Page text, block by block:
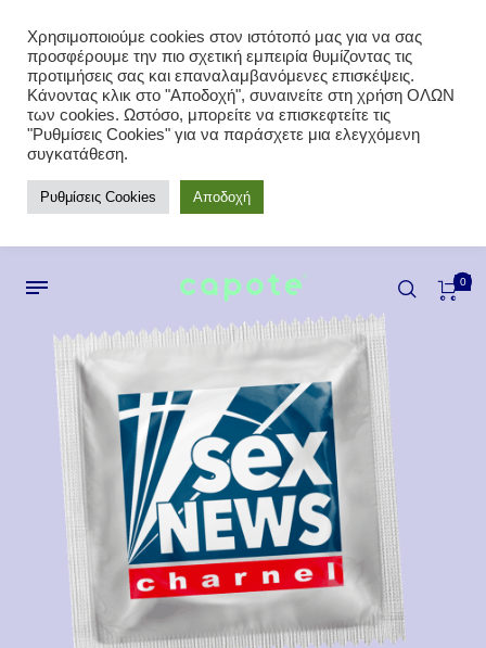
0
Χρησιμοποιούμε cookies στον ιστότοπό μας για να σας
προσφέρουμε την πιο σχετική εμπειρία θυμίζοντας τις
προτιμήσεις σας και επαναλαμβανόμενες επισκέψεις.
Κάνοντας κλικ στο "Αποδοχή", συναινείτε στη χρήση ΟΛΩΝ
των cookies. Ωστόσο, μπορείτε να επισκεφτείτε τις
"Ρυθμίσεις Cookies" για να παράσχετε μια ελεγχόμενη
συγκατάθεση.
Ρυθμίσεις Cookies Αποδοχή